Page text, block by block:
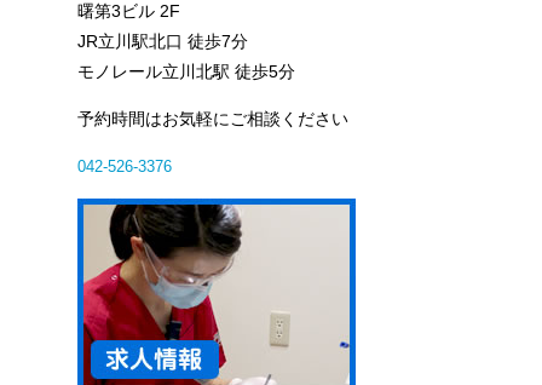
曙第3ビル 2F
JR立川駅北口 徒歩7分
モノレール立川北駅 徒歩5分
予約時間はお気軽にご相談ください
042-526-3376